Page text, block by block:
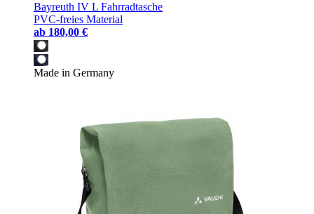
Bayreuth IV L Fahrradtasche
PVC-freies Material
ab 180,00 €
Made in Germany